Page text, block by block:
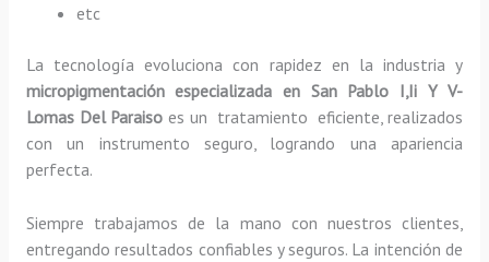
etc
La tecnología evoluciona con rapidez en la industria y
micropigmentación especializada en San Pablo I,Ii Y V-
Lomas Del Paraiso es un tratamiento eficiente, realizados
con un instrumento seguro, logrando una apariencia
perfecta.
Siempre trabajamos de la mano con nuestros clientes,
entregando resultados confiables y seguros. La intención de